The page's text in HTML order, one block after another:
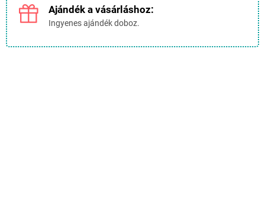
Ajándék a vásárláshoz:
Ingyenes ajándék doboz.